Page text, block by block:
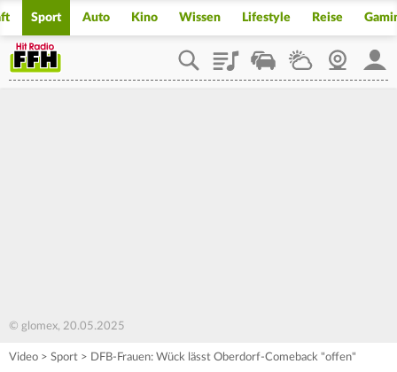
Sport Auto Kino Wissen Lifestyle Reise
PlaylistStaupilotWetterWebcam
© glomex, 20.05.2025
Video > Sport > DFB-Frauen: Wück lässt Oberdorf-Comeback "offen"